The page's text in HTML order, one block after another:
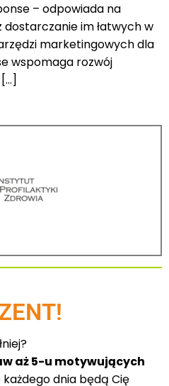
– odpowiada na
im łatwych w
marketingowych dla
wspomaga rozwój
aż 5-u motywujących
dnia będą Cię